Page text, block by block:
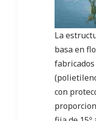
La
basa en
fabricados
con